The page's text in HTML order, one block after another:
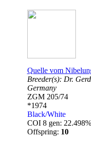
Quelle vom
Breeder(s): Dr.
Germany
ZGM 205/74
*1974
Black/White
COI 8 gen: 22.498%
Offspring: 10